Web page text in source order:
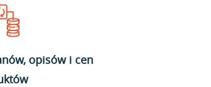
opisów i cen